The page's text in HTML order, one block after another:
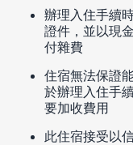
辦理入住手續
證件，並以現
付雜費
住宿無法保證
於辦理入住手
要加收費用
此住宿接受以